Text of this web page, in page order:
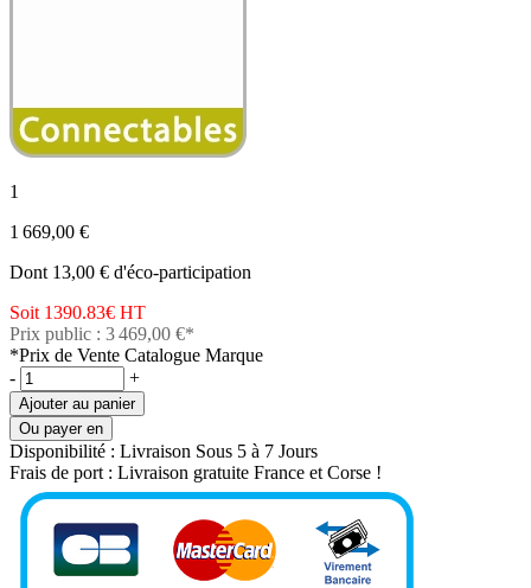
1
1 669,00 €
Dont 13,00 € d'éco-participation
Soit 1390.83€ HT
Prix public : 3 469,00 €*
*Prix de Vente Catalogue Marque
-
+
Ajouter au panier
Ou payer en
Disponibilité : Livraison Sous 5 à 7 Jours
Frais de port : Livraison gratuite France et Corse !